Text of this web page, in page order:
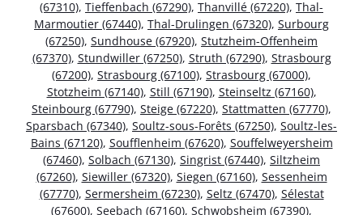
(67310), Tieffenbach (67290), Thanvillé (67220), Thal-
Marmoutier (67440), Thal-Drulingen (67320), Surbourg
(67250), Sundhouse (67920), Stutzheim-Offenheim
(67370), Stundwiller (67250), Struth (67290), Strasbourg
(67200), Strasbourg (67100), Strasbourg (67000),
Stotzheim (67140), Still (67190), Steinseltz (67160),
Steinbourg (67790), Steige (67220), Stattmatten (67770),
Sparsbach (67340), Soultz-sous-Forêts (67250), Soultz-les-
Bains (67120), Soufflenheim (67620), Souffelweyersheim
(67460), Solbach (67130), Singrist (67440), Siltzheim
(67260), Siewiller (67320), Siegen (67160), Sessenheim
(67770), Sermersheim (67230), Seltz (67470), Sélestat
(67600), Seebach (67160), Schwobsheim (67390),